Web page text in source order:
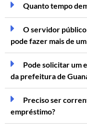
Quanto tempo
O servidor
pode fazer mais de
Pode solicitar um
da prefeitura de
Preciso ser
empréstimo?